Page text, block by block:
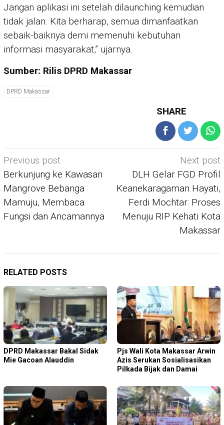
Jangan aplikasi ini setelah dilaunching kemudian
tidak jalan. Kita berharap, semua dimanfaatkan
sebaik-baiknya demi memenuhi kebutuhan
informasi masyarakat,” ujarnya.
Sumber: Rilis DPRD Makassar
DPRD Makassar
SHARE
Post
navigation
Previous post
Berkunjung ke Kawasan
Mangrove Bebanga
Mamuju, Membaca
Fungsi dan Ancamannya
Next post
DLH Gelar FGD Profil
Keanekaragaman Hayati,
Ferdi Mochtar: Proses
Menuju RIP Kehati Kota
Makassar
RELATED POSTS
DPRD Makassar Bakal Sidak
Mie Gacoan Alauddin
Pjs Wali Kota Makassar Arwin
Azis Serukan Sosialisasikan
Pilkada Bijak dan Damai